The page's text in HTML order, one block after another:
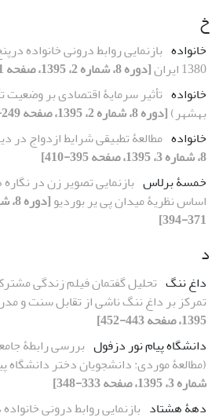
خ
خانواده بازنمایی روابط درونی خانواده
1380 ایران
[دوره 8، شماره 2، 1395، صفحه 171-192]
خانواده تأثیر سرمایۀ اقتصادی بر
بهشهر)[دوره 8، شماره 2، 1395، صفحه 249-264]
خانواده مطالعۀ تطبیقی شرایط ازدواج در
8، شماره 3، 1395، صفحه 395-410]
خمسۀ برلاس بازنمایی تصویر زن در
اساس نظریۀ میدان پی یر بوردیو
371-394]
د
داغ ننگ تحلیل گفتمان فیلم زندگی
تمرکز بر داغ ننگ ناشی از تقابل سنت و
1395، صفحه 443-452]
دانشگاه پیام نور دزفول بررسی رابطۀ
(مطالعۀ موردی: دانشجویان دختر دانشگاه
شماره 3، 1395، صفحه 333-348]
دهۀ هشتاد بازنمایی روابط درونی